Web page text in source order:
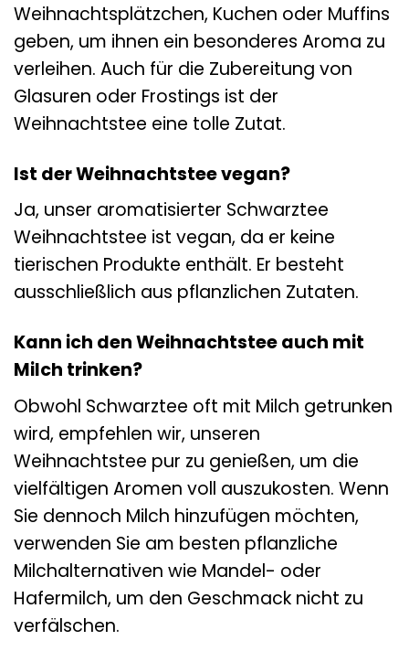
Weihnachtsplätzchen, Kuchen oder Muffins
geben, um ihnen ein besonderes Aroma zu
verleihen. Auch für die Zubereitung von
Glasuren oder Frostings ist der
Weihnachtstee eine tolle Zutat.
Ist der Weihnachtstee vegan?
Ja, unser aromatisierter Schwarztee
Weihnachtstee ist vegan, da er keine
tierischen Produkte enthält. Er besteht
ausschließlich aus pflanzlichen Zutaten.
Kann ich den Weihnachtstee auch mit
Milch trinken?
Obwohl Schwarztee oft mit Milch getrunken
wird, empfehlen wir, unseren
Weihnachtstee pur zu genießen, um die
vielfältigen Aromen voll auszukosten. Wenn
Sie dennoch Milch hinzufügen möchten,
verwenden Sie am besten pflanzliche
Milchalternativen wie Mandel- oder
Hafermilch, um den Geschmack nicht zu
verfälschen.